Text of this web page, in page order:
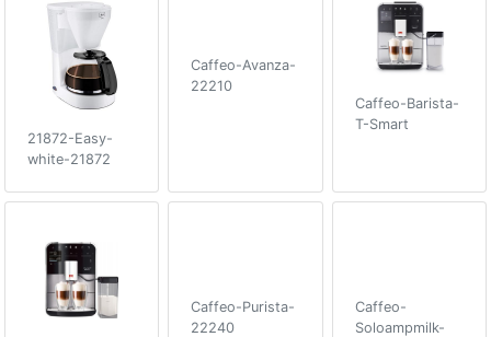
21872-Easy-
white-21872
Caffeo-Avanza-
22210
Caffeo-Barista-
T-Smart
Caffeo-Purista-
22240
Caffeo-
Soloampmilk-